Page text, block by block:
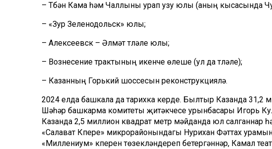
– Түбән Кама һәм Чаллыны урап узу юлы (аның кысасында
– «Зур Зеленодольск» юлы;
– Алексеевск – Әлмәт түләүле юлы;
– Вознесениетрактының икенче өлеше (ул да түләүле);
– Казанның Горький шоссесын реконструкцияләү.
2024 елда башкала да тарихка керде. Былтыр Казанда 31,2
Шәһәр башкарма комитеты җитәкчесе урынбасары Игорь
Казанда 2,5 миллион квадрат метр мәйданда юл салганнар
«Салават Күпере» микрорайонындагы Нурихан Фәттах
«Миллениум» күперентөзекләндереп бетергәннәр, Камал